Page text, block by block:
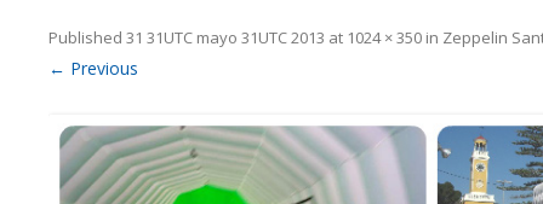
Published 31 31UTC mayo 31UTC 2013 at 1024 × 350 in Zeppelin
← Previous